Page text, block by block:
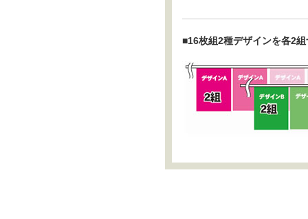
■16枚組2種デザインを各2